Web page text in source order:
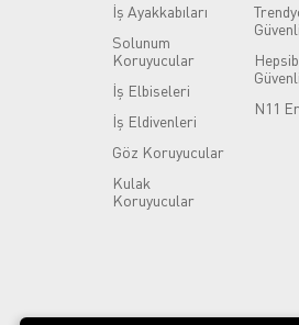
İş Ayakkabıları
Solunum
Koruyucular
İş Elbiseleri
İş Eldivenleri
Göz Koruyucular
Kulak
Koruyucular
N11